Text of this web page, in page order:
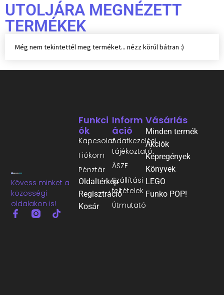
UTOLJÁRA MEGNÉZETT
TERMÉKEK
Még nem tekintettél meg terméket... nézz körül bátran :)
Kövess minket a
közösségi
oldalakon is!
Inform
Áció
Adatkezelési
tájékoztató
ÁSZF
Szállítási
feltételek
Útmutató
Funkci
Ók
Kapcsolat
Fiókom
Pénztár
Oldaltérkép
Regisztráció
Kosár
Vásárlás
Minden termék
Akciók
Képregények
Könyvek
LEGO
Funko POP!